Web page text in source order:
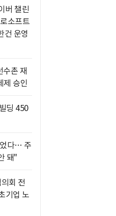
버 챌린
소프트
건 운영
수촌 재
제 승인
딩 450
었다… 주
돼"
회 전
기업 노